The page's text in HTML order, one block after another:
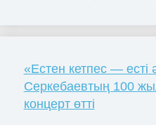
«Естен кетпес —
Серкебаевтың 100
концерт өтті